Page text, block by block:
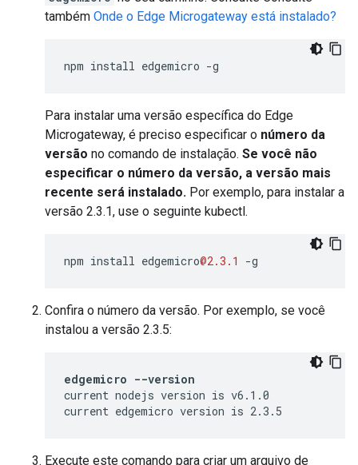
também Onde o Edge Microgateway está instalado?
npm install edgemicro -g
Para instalar uma versão específica do Edge
Microgateway, é preciso especificar o número da
versão no comando de instalação. Se você não
especificar o número da versão, a versão mais
recente será instalado. Por exemplo, para instalar a
versão 2.3.1, use o seguinte kubectl.
npm install edgemicro@2.3.1 -g
Confira o número da versão. Por exemplo, se você
instalou a versão 2.3.5:
edgemicro --version
current nodejs version is v6.1.0
current edgemicro version is 2.3.5
Execute este comando para criar um arquivo de